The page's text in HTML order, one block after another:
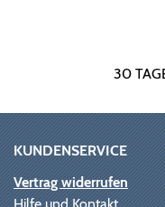
30
KUNDENSERVICE
Vertrag widerrufen